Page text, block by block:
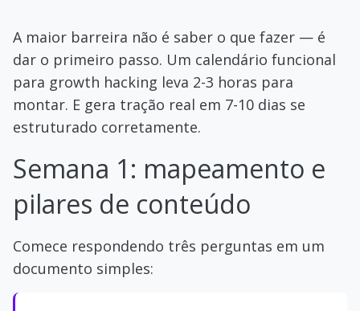
A maior barreira não é saber o que fazer — é
dar o primeiro passo. Um calendário funcional
para growth hacking leva 2-3 horas para
montar. E gera tração real em 7-10 dias se
estruturado corretamente.
Semana 1: mapeamento e
pilares de conteúdo
Comece respondendo três perguntas em um
documento simples: